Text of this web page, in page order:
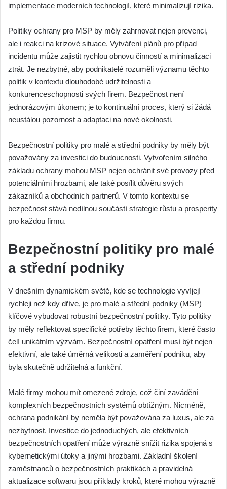
implementace moderních technologií, které minimalizují rizika.
Politiky ochrany pro MSP by měly zahrnovat nejen prevenci,
ale i reakci na krizové situace. Vytváření plánů pro případ
incidentu může zajistit rychlou obnovu činností a minimalizaci
ztrát. Je nezbytné, aby podnikatelé rozuměli významu těchto
politik v kontextu dlouhodobé udržitelnosti a
konkurenceschopnosti svých firem. Bezpečnost není
jednorázovým úkonem; je to kontinuální proces, který si žádá
neustálou pozornost a adaptaci na nové okolnosti.
Bezpečnostní politiky pro malé a střední podniky by měly být
považovány za investici do budoucnosti. Vytvořením silného
základu ochrany mohou MSP nejen ochránit své provozy před
potenciálními hrozbami, ale také posílit důvěru svých
zákazníků a obchodních partnerů. V tomto kontextu se
bezpečnost stává nedílnou součástí strategie růstu a prosperity
pro každou firmu.
Bezpečnostní politiky pro malé
a střední podniky
V dnešním dynamickém světě, kde se technologie vyvíjejí
rychleji než kdy dříve, je pro malé a střední podniky (MSP)
klíčové vybudovat robustní bezpečnostní politiky. Tyto politiky
by měly reflektovat specifické potřeby těchto firem, které často
čelí unikátním výzvám. Bezpečnostní opatření musí být nejen
efektivní, ale také úměrná velikosti a zaměření podniku, aby
byla skutečně udržitelná a funkční.
Malé firmy mohou mít omezené zdroje, což činí zavádění
komplexních bezpečnostních systémů obtížným. Nicméně,
ochrana podnikání by neměla být považována za luxus, ale za
nezbytnost. Investice do jednoduchých, ale efektivních
bezpečnostních opatření může výrazně snížit rizika spojená s
kybernetickými útoky a jinými hrozbami. Základní školení
zaměstnanců o bezpečnostních praktikách a pravidelná
aktualizace softwaru jsou příklady kroků, které mohou výrazně